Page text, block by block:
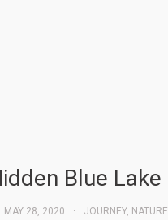
Blue Lake
MAY 28, 2020 JOURNEY, NATURE